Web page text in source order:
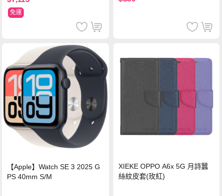
免運
【Apple】Watch SE 3 2025 G
PS 40mm S/M
XIEKE OPPO A6x 5G 月詩蠶
絲紋皮套(玫紅)